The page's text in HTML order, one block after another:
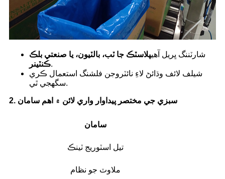
شارٽننگ ڀريل آهيپلاسٽڪ جا ٽب، بالٽيون، يا صنعتي بلڪ
ڪنٽينر.
شيلف لائف وڌائڻ لاءِ نائٽروجن فلشنگ استعمال ڪري
سگهجي ٿي.
2. سبزي جي مختصر پيداوار واري لائن ۾ اهم سامان
سامان
تيل اسٽوريج ٽينڪ
ملاوٽ جو نظام